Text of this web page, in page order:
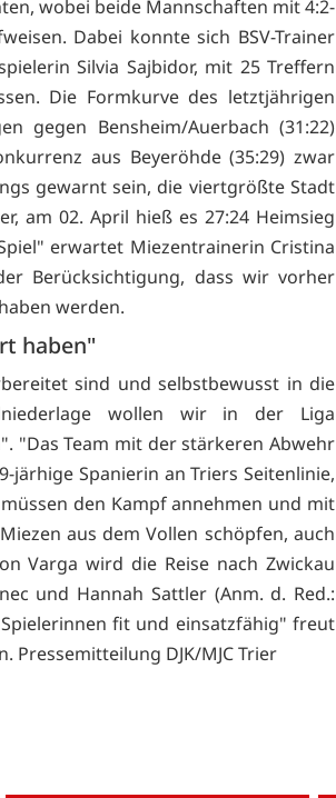
wobei beide Mannschaften mit 4:2-
Dabei konnte sich BSV-Trainer
Silvia Sajbidor, mit 25 Treffern
Die Formkurve des letztjährigen
gegen Bensheim/Auerbach (31:22)
aus Beyeröhde (35:29) zwar
gewarnt sein, die viertgrößte Stadt
am 02. April hieß es 27:24 Heimsieg
erwartet Miezentrainerin Cristina
Berücksichtigung, dass wir vorher
werden.
haben"
sind und selbstbewusst in die
wollen wir in der Liga
"Das Team mit der stärkeren Abwehr
Spanierin an Triers Seitenlinie,
den Kampf annehmen und mit
aus dem Vollen schöpfen, auch
Varga wird die Reise nach Zwickau
und Hannah Sattler (Anm. d. Red.:
fit und einsatzfähig" freut
Pressemitteilung DJK/MJC Trier